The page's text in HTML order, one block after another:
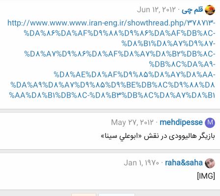
قلم چی Jun 12, 2012
http://www.www.www.iran-eng.ir/showthread.php/378713-
%DA%86%DA%AF%D9%88%D9%86%DA%AF%DB%8C-
%D8%B1%D8%A7%D9%87-
%D8%A7%D9%86%D8%AF%D8%A7%D8%B2%DB%8C-
%DB%8C%DA%A9-
%D8%AE%D8%AF%D9%85%D8%A7%D8%AA-
%DA%A9%D8%A7%D9%85%D9%BE%DB%8C%D9%88%D8
%AA%D8%B1%DB%8C-%D8%B3%DB%8C%D8%A7%D8%B1
M
mehdipesse
May 27, 2012
بازیگر هالیوودی در نقش «ابوعلي سينا»
raha&saha
Jan 1, 1970
[IMG]